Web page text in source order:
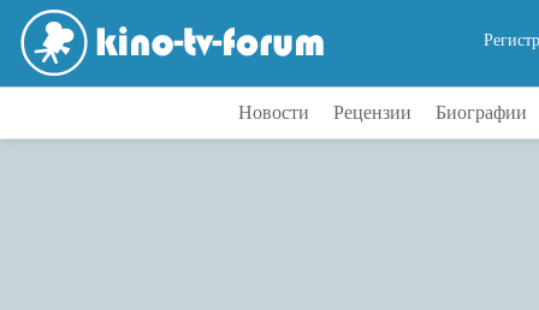
Новости Рецензии Биографии